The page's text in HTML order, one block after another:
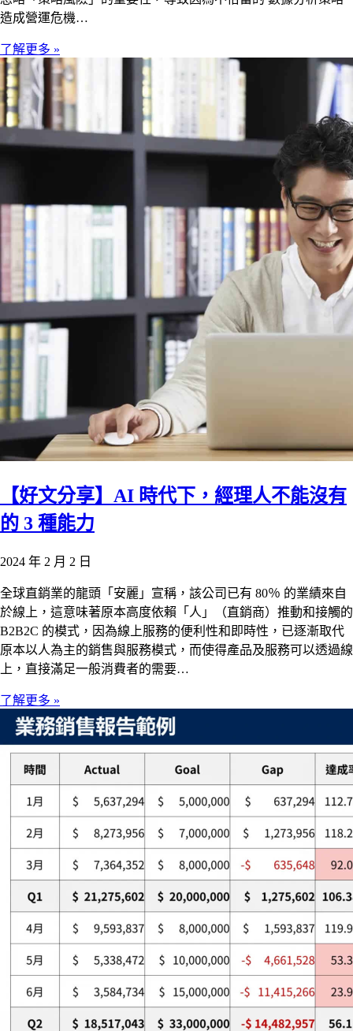
造成營運危機…
了解更多 »
【好文分享】AI 時代下，經理人不能沒有
的 3 種能力
2024 年 2 月 2 日
全球直銷業的龍頭「安麗」宣稱，該公司已有 80％ 的業績來自
於線上，這意味著原本高度依賴「人」（直銷商）推動和接觸的
B2B2C 的模式，因為線上服務的便利性和即時性，已逐漸取代
原本以人為主的銷售與服務模式，而使得產品及服務可以透過線
上，直接滿足一般消費者的需要…
了解更多 »